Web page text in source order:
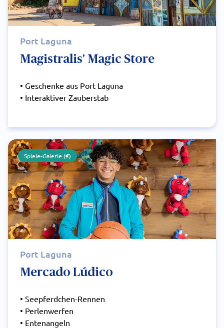
Port Laguna
Magistralis' Magic Store
• Geschenke aus Port Laguna
• Interaktiver Zauberstab
Spiele-Galerie (€)
Port Laguna
Mercado Lúdico
• Seepferdchen-Rennen
• Perlenwerfen
• Entenangeln